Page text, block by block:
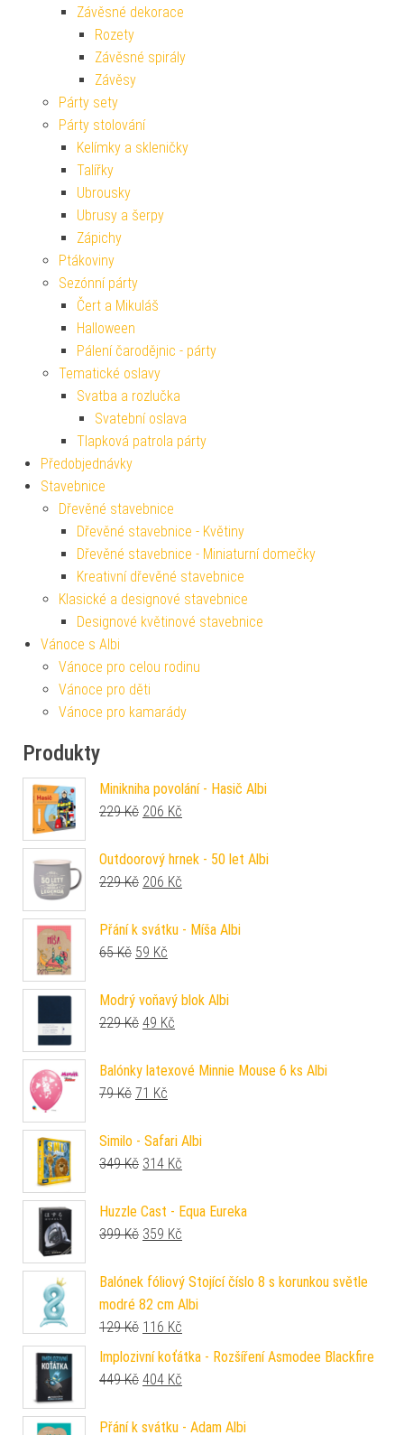
Závěsné dekorace
Rozety
Závěsné spirály
Závěsy
Párty sety
Párty stolování
Kelímky a skleničky
Talířky
Ubrousky
Ubrusy a šerpy
Zápichy
Ptákoviny
Sezónní párty
Čert a Mikuláš
Halloween
Pálení čarodějnic - párty
Tematické oslavy
Svatba a rozlučka
Svatební oslava
Tlapková patrola párty
Předobjednávky
Stavebnice
Dřevěné stavebnice
Dřevěné stavebnice - Květiny
Dřevěné stavebnice - Miniaturní domečky
Kreativní dřevěné stavebnice
Klasické a designové stavebnice
Designové květinové stavebnice
Vánoce s Albi
Vánoce pro celou rodinu
Vánoce pro děti
Vánoce pro kamarády
Produkty
Minikniha povolání - Hasič Albi
229Kč Původní cena byla: 229 Kč.
206 Kč
Outdoorový hrnek - 50 let Albi
229Kč Původní cena byla: 229 Kč.
206 Kč
Přání k svátku - Míša Albi
65Kč Původní cena byla: 65 Kč.
59 Kč
Modrý voňavý blok Albi
229Kč Původní cena byla: 229 Kč.
49 Kč
Balónky latexové Minnie Mouse 6 ks Albi
79Kč Původní cena byla: 79 Kč.
71 Kč
Similo - Safari Albi
349Kč Původní cena byla: 349 Kč.
314 Kč
Huzzle Cast - Equa Eureka
399Kč Původní cena byla: 399 Kč.
359 Kč
Balónek fóliový Stojící číslo 8 s korunkou světle
modré 82 cm Albi
129Kč Původní cena byla: 129 Kč.
116 Kč
Implozivní koťátka - Rozšíření Asmodee Blackfire
449Kč Původní cena byla: 449 Kč.
404 Kč
Přání k svátku - Adam Albi